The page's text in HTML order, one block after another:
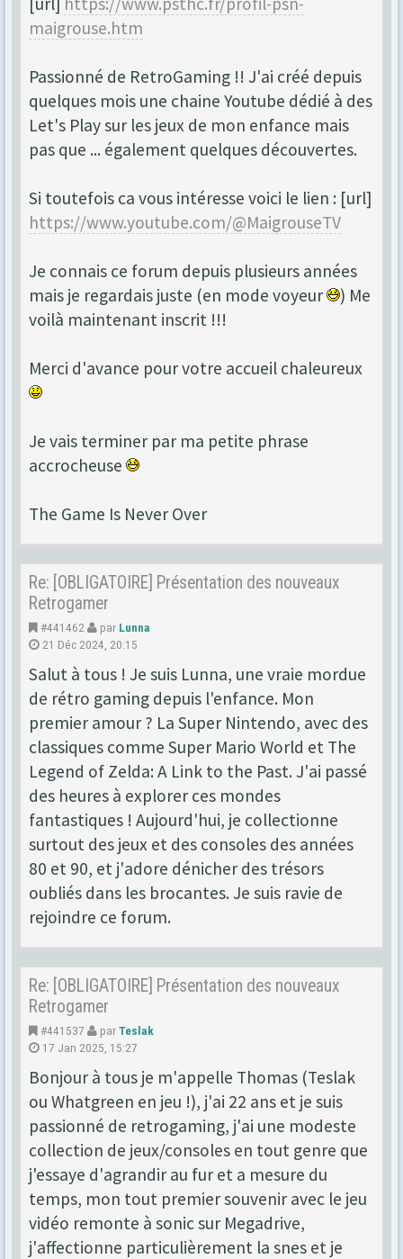
maigrouse.htm
Passionné de RetroGaming !! J'ai créé depuis
quelques mois une chaine Youtube dédié à des
Let's Play sur les jeux de mon enfance mais
pas que ... également quelques découvertes.
Si toutefois ca vous intéresse voici le lien : [url]
https://www.youtube.com/@MaigrouseTV
Je connais ce forum depuis plusieurs années
mais je regardais juste (en mode voyeur
) Me
voilà maintenant inscrit !!!
Merci d'avance pour votre accueil chaleureux
Je vais terminer par ma petite phrase
accrocheuse
The Game Is Never Over
Re: [OBLIGATOIRE] Présentation des nouveaux
Retrogamer
#441462 par Lunna
21 Déc 2024, 20:15
Salut à tous ! Je suis Lunna, une vraie mordue
de rétro gaming depuis l'enfance. Mon
premier amour ? La Super Nintendo, avec des
classiques comme Super Mario World et The
Legend of Zelda: A Link to the Past. J'ai passé
des heures à explorer ces mondes
fantastiques ! Aujourd'hui, je collectionne
surtout des jeux et des consoles des années
80 et 90, et j'adore dénicher des trésors
oubliés dans les brocantes. Je suis ravie de
rejoindre ce forum.
Re: [OBLIGATOIRE] Présentation des nouveaux
Retrogamer
#441537 parTeslak
17 Jan 2025, 15:27
Bonjour à tous je m'appelle Thomas (Teslak
ou Whatgreen en jeu !), j'ai 22 ans et je suis
passionné de retrogaming, j'ai une modeste
collection de jeux/consoles en tout genre que
j'essaye d'agrandir au fur et a mesure du
temps, mon tout premier souvenir avec le jeu
vidéo remonte à sonic sur Megadrive,
j'affectionne particulièrement la snes et je